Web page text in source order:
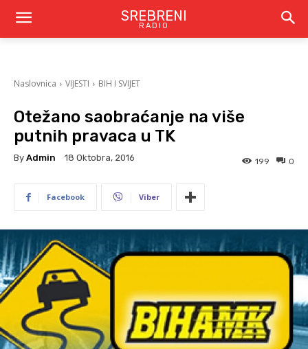
SREBRENI
RADIO
Naslovnica VIJESTI BIH I SVIJET
Otežano saobraćanje na više
putnih pravaca u TK
By Admin 18 Oktobra, 2016 0
199
Facebook Viber